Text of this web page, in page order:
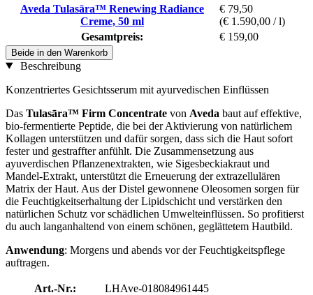
Aveda Tulasāra™ Renewing Radiance
Creme, 50 ml
€ 79,50
(€ 1.590,00 / l)
Gesamtpreis:
€ 159,00
Beide in den Warenkorb
Beschreibung
Konzentriertes Gesichtsserum mit ayurvedischen Einflüssen
Das Tulasāra™ Firm Concentrate von Aveda baut auf effektive,
bio-fermentierte Peptide, die bei der Aktivierung von natürlichem
Kollagen unterstützen und dafür sorgen, dass sich die Haut sofort
fester und gestraffter anfühlt. Die Zusammensetzung aus
ayuverdischen Pflanzenextrakten, wie Sigesbeckiakraut und
Mandel-Extrakt, unterstützt die Erneuerung der extrazellulären
Matrix der Haut. Aus der Distel gewonnene Oleosomen sorgen für
die Feuchtigkeitserhaltung der Lipidschicht und verstärken den
natürlichen Schutz vor schädlichen Umwelteinflüssen. So profitierst
du auch langanhaltend von einem schönen, geglättetem Hautbild.
Anwendung: Morgens und abends vor der Feuchtigkeitspflege
auftragen.
Art.-Nr.:
LHAve-018084961445